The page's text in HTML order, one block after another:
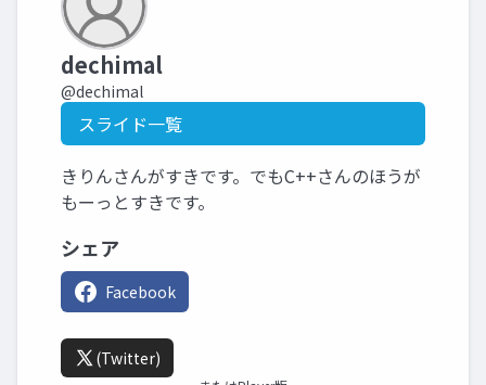
dechimal
@dechimal
スライド一覧
きりんさんがすきです。でもC++さんのほうが
もーっとすきです。
シェア
Facebook
(Twitter)